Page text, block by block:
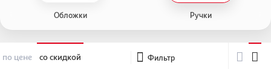
Обложки Ручки
по цене со скидкой Фильтр